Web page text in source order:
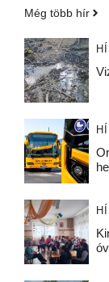
Még több hír